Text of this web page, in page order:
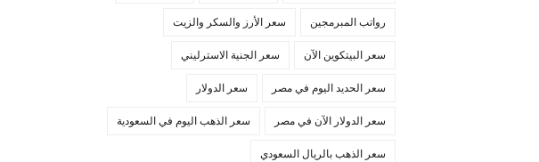
رواتب المبرمجين سعر الأرز والسكر والزيت
سعر البيتكوين الآن سعر الجنية الاسترليني
سعر الحديد اليوم في مصر سعر الدولار
سعر الدولار الآن في مصر سعر الذهب اليوم في السعودية
سعر الذهب بالريال السعودي